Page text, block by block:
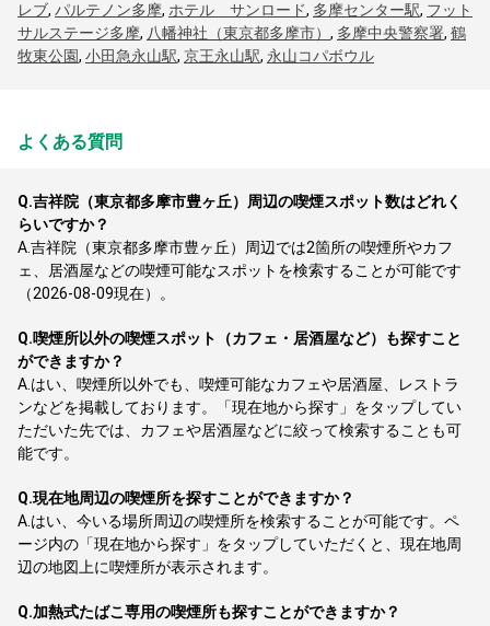
レブ, パルテノン多摩, ホテル サンロード, 多摩センター駅, フット
サルステージ多摩, 八幡神社（東京都多摩市） , 多摩中央警察署, 鶴
牧東公園, 小田急永山駅, 京王永山駅, 永山コパボウル
よくある質問
Q.吉祥院（東京都多摩市豊ヶ丘）周辺の喫煙スポット数はどれく
らいですか？
A.吉祥院（東京都多摩市豊ヶ丘）周辺では2箇所の喫煙所やカフ
ェ、居酒屋などの喫煙可能なスポットを検索することが可能です
（2026-08-09現在）。
Q.喫煙所以外の喫煙スポット（カフェ・居酒屋など）も探すこと
ができますか？
A. はい、喫煙所以外でも、喫煙可能なカフェや居酒屋、レストラ
ンなどを掲載しております。「現在地から探す」をタップしてい
ただいた先では、カフェや居酒屋などに絞って検索することも可
能です。
Q.現在地周辺の喫煙所を探すことができますか？
A. はい、今いる場所周辺の喫煙所を検索することが可能です。ペ
ージ内の「現在地から探す」をタップしていただくと、現在地周
辺の地図上に喫煙所が表示されます。
Q.加熱式たばこ専用の喫煙所も探すことができますか？